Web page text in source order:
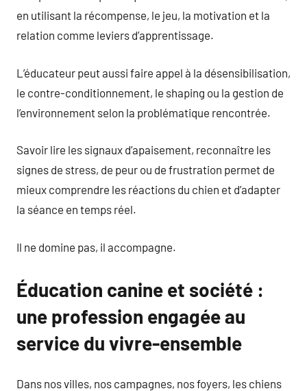
en utilisant la récompense, le jeu, la motivation et la
relation comme leviers d’apprentissage.
L’éducateur peut aussi faire appel à la désensibilisation,
le contre-conditionnement, le shaping ou la gestion de
l’environnement selon la problématique rencontrée.
Savoir lire les signaux d’apaisement, reconnaître les
signes de stress, de peur ou de frustration permet de
mieux comprendre les réactions du chien et d’adapter
la séance en temps réel.
Il ne domine pas, il accompagne.
Éducation canine et société :
une profession engagée au
service du vivre-ensemble
Dans nos villes, nos campagnes, nos foyers, les chiens